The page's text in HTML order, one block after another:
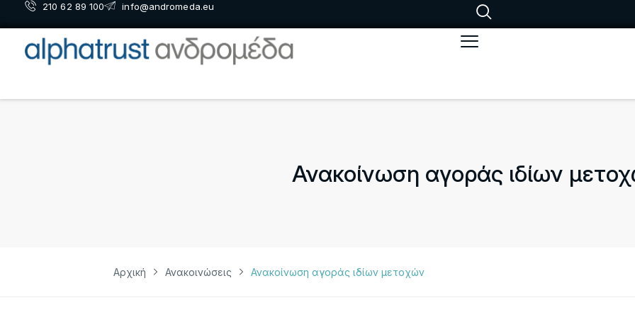
210 62 89 100 info@andromeda.eu
Ανακοίνωση αγοράς ιδίων
Αρχική Ανακοινώσεις Ανακοίνωση αγοράς ιδίων μετοχών